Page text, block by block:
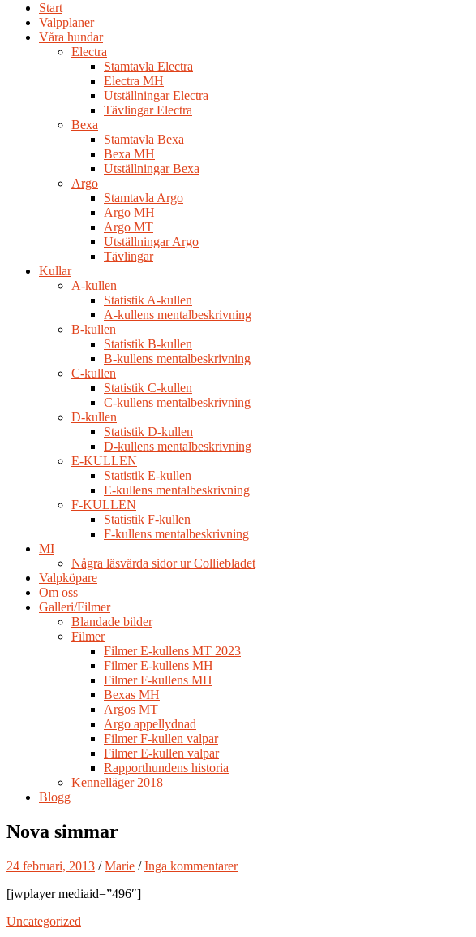
Start
Valpplaner
Våra hundar
Electra
Stamtavla Electra
Electra MH
Utställningar Electra
Tävlingar Electra
Bexa
Stamtavla Bexa
Bexa MH
Utställningar Bexa
Argo
Stamtavla Argo
Argo MH
Argo MT
Utställningar Argo
Tävlingar
Kullar
A-kullen
Statistik A-kullen
A-kullens mentalbeskrivning
B-kullen
Statistik B-kullen
B-kullens mentalbeskrivning
C-kullen
Statistik C-kullen
C-kullens mentalbeskrivning
D-kullen
Statistik D-kullen
D-kullens mentalbeskrivning
E-KULLEN
Statistik E-kullen
E-kullens mentalbeskrivning
F-KULLEN
Statistik F-kullen
F-kullens mentalbeskrivning
MI
Några läsvärda sidor ur Colliebladet
Valpköpare
Om oss
Galleri/Filmer
Blandade bilder
Filmer
Filmer E-kullens MT 2023
Filmer E-kullens MH
Filmer F-kullens MH
Bexas MH
Argos MT
Argo appellydnad
Filmer F-kullen valpar
Filmer E-kullen valpar
Rapporthundens historia
Kennelläger 2018
Blogg
Nova simmar
24 februari, 2013 /Marie /Inga kommentarer
[jwplayer mediaid=”496″]
Uncategorized